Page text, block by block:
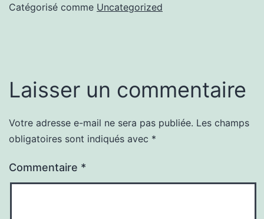
Catégorisé comme Uncategorized
Laisser un commentaire
Votre adresse e-mail ne sera pas publiée. Les champs
obligatoires sont indiqués avec *
Commentaire *